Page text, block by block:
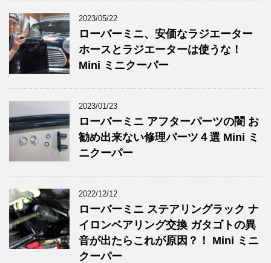
2023/05/22
ローバーミニ、安価なラジエーター
ホースとラジエーターは使うな！
Mini ミニクーパー
2023/01/23
ローバーミニ アフターパーツの闇 お
勧め出来ない修理パーツ４選 Mini ミ
ニクーパー
2022/12/12
ローバーミニ ステアリングラック ナ
イロンベアリング交換 ガタゴトの異
音が出たらこれが原因？！ Mini ミニ
クーパー